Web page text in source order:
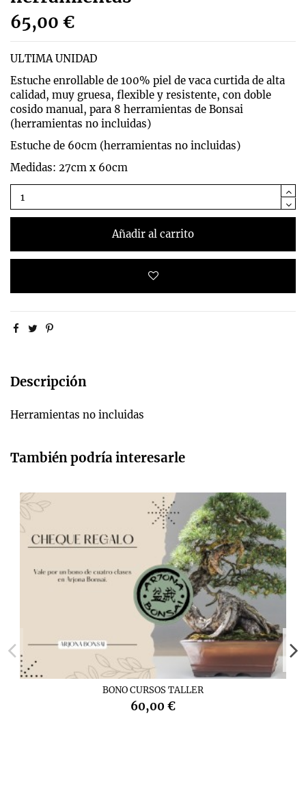
65,00 €
ULTIMA UNIDAD
Estuche enrollable de 100% piel de vaca curtida de alta
calidad, muy gruesa, flexible y resistente, con doble
cosido manual, para 8 herramientas de Bonsai
(herramientas no incluidas)
Estuche de 60cm (herramientas no incluidas)
Medidas: 27cm x 60cm
Añadir al carrito
Descripción
Herramientas no incluidas
También podría interesarle
BONO CURSOS TALLER
60,00 €